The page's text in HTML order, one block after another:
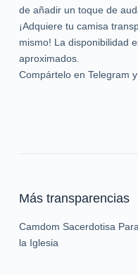
de añadir un toque de
¡Adquiere tu camisa
mismo! La disponibilidad
aproximados.
Compártelo en Telegram
Más transparencias
Camdom Sacerdotisa
la Iglesia